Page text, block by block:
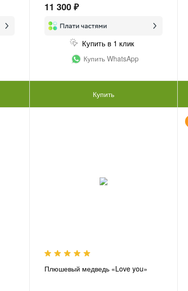
11 300 ₽
Купить в 1 клик
Купить WhatsApp
Купить
Плюшевый медведь «Love you»